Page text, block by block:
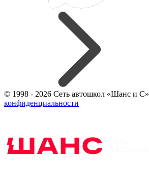
© 1998 - 2026 Сеть автошкол «Шанс и С»
конфиденциальности